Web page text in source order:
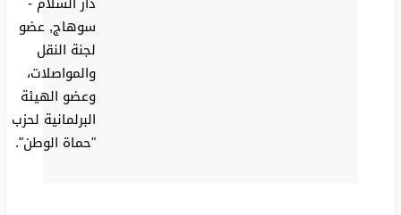
سوهاج, عضو
لجنة النقل
والمواصلات،
وعضو الهيئة
البرلمانية لحزب
"حماة الوطن".